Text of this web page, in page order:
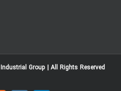
Group| All Rights Reserved